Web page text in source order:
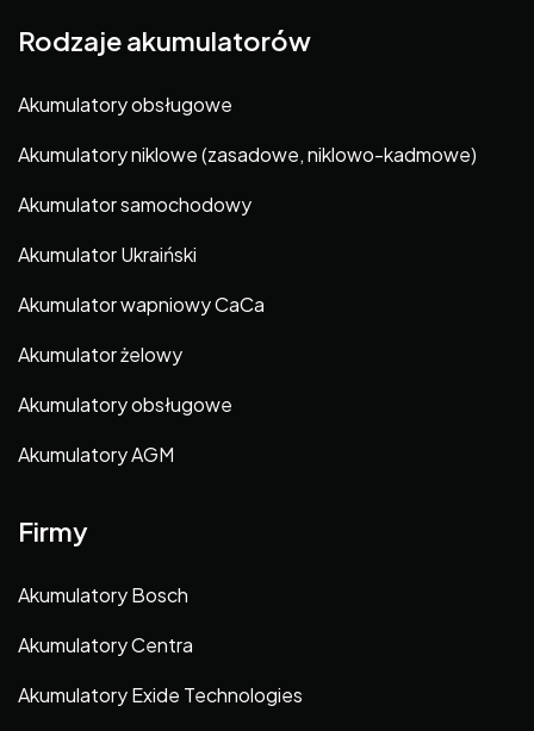
Rodzaje akumulatorów
Akumulatory obsługowe
Akumulatory niklowe (zasadowe, niklowo-kadmowe)
Akumulator samochodowy
Akumulator Ukraiński
Akumulator wapniowy CaCa
Akumulator żelowy
Akumulatory obsługowe
Akumulatory AGM
Firmy
Akumulatory Bosch
Akumulatory Centra
Akumulatory Exide Technologies